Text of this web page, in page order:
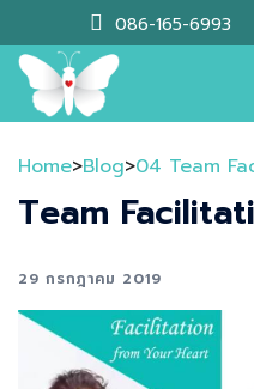
to
content
086-165-6993
Home>Blog>04 Team
Team
29 กรกฎาคม 2019